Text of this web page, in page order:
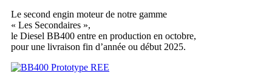
Le second engin moteur de notre gamme
« Les Secondaires »,
le Diesel BB400 entre en production en octobre,
pour une livraison fin d’année ou début 2025.